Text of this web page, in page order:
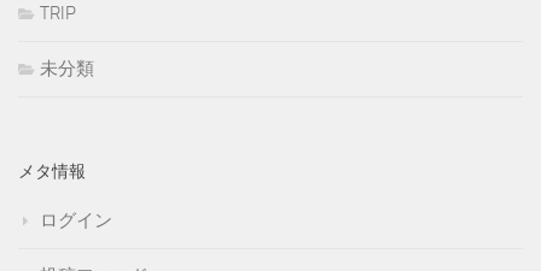
TRIP
未分類
メタ情報
ログイン